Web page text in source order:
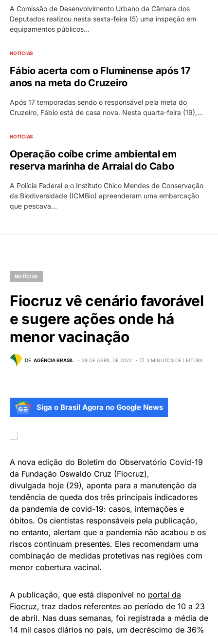
A Comissão de Desenvolvimento Urbano da Câmara dos
Deputados realizou nesta sexta-feira (5) uma inspeção em
equipamentos públicos…
NOTÍCIAS
Fábio acerta com o Fluminense após 17
anos na meta do Cruzeiro
Após 17 temporadas sendo o responsável pela meta do
Cruzeiro, Fábio está de casa nova. Nesta quarta-feira (19),…
NOTÍCIAS
Operação coíbe crime ambiental em
reserva marinha de Arraial do Cabo
A Polícia Federal e o Instituto Chico Mendes de Conservação
da Biodiversidade (ICMBio) apreenderam uma embarcação
que pescava…
NOTÍCIAS
Fiocruz vê cenário favorável
e sugere ações onde há
menor vacinação
DE AGÊNCIA BRASIL 29 DE ABRIL DE 2022 3 MINUTOS DE LEITURA
Siga o Brasil Agora no Google News
A nova edição do Boletim do Observatório Covid-19
da Fundação Oswaldo Cruz (Fiocruz),
divulgada hoje (29), aponta para a manutenção da
tendência de queda dos três principais indicadores
da pandemia de covid-19: casos, internações e
óbitos. Os cientistas responsáveis pela publicação,
no entanto, alertam que a pandemia não acabou e os
riscos continuam presentes. Eles recomendam uma
combinação de medidas protetivas nas regiões com
menor cobertura vacinal.
A publicação, que está disponível no portal da
Fiocruz, traz dados referentes ao período de 10 a 23
de abril. Nas duas semanas, foi registrada a média de
14 mil casos diários no país, um decréscimo de 36%